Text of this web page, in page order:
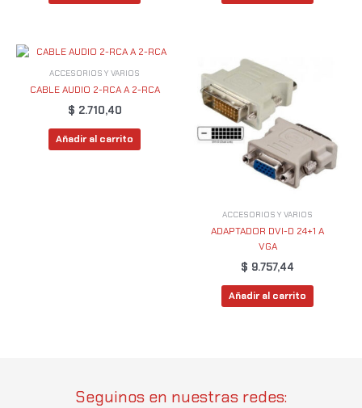
ACCESORIOS Y VARIOS
CABLE AUDIO 2-RCA A 2-RCA
$ 2.710,40
Añadir al carrito
ACCESORIOS Y VARIOS
ADAPTADOR DVI-D 24+1 A
VGA
$ 9.757,44
Añadir al carrito
Seguinos en nuestras redes: